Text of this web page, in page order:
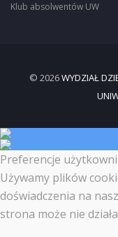
Klub absolwentów UW
© 2026WYDZIAŁ
Preferencje
Używamy plików
doświadczenia na
strona może nie